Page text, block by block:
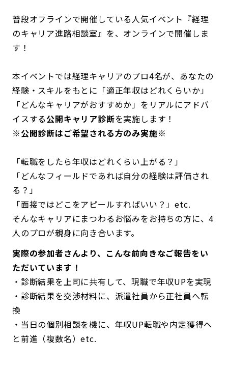
普段オフラインで開催している人気イベント『経理
のキャリア進路相談室』を、オンラインで開催しま
す！
本イベントでは経理キャリアのプロ4名が、あなたの
経験・スキルをもとに「適正年収はどれくらいか」
「どんなキャリアがおすすめか」をリアルにアドバ
イスする公開キャリア診断を実施します！
※公開診断はご希望される方のみ実施※
「転職をしたら年収はどれくらい上がる？」
「どんなフィールドであれば自分の経験は評価され
る？」
「面接ではどこをアピールすればいい？」etc.
そんなキャリアにまつわるお悩みをお持ちの方に、4
人のプロが親身に向き合います。
実際の参加者さんより、こんな前向きなご報告をい
ただいています！
・診断結果を上司に共有して、現職で年収UPを実現
・診断結果を交渉材料に、派遣社員から正社員へ転
換
・当日の個別相談を機に、年収UP転職や内定獲得へ
と前進（複数名）etc.